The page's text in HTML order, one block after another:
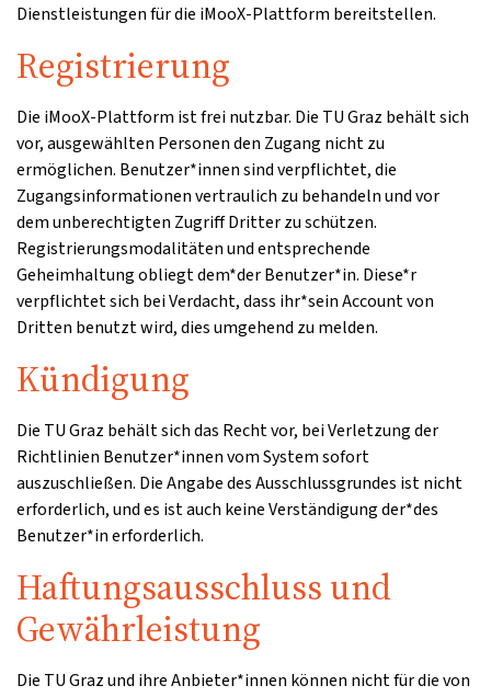
Dienstleistungen für die iMooX-Plattform bereitstellen.
Registrierung
Die iMooX-Plattform ist frei nutzbar. Die TU Graz behält sich
vor, ausgewählten Personen den Zugang nicht zu
ermöglichen. Benutzer*innen sind verpflichtet, die
Zugangsinformationen vertraulich zu behandeln und vor
dem unberechtigten Zugriff Dritter zu schützen.
Registrierungsmodalitäten und entsprechende
Geheimhaltung obliegt dem*der Benutzer*in. Diese*r
verpflichtet sich bei Verdacht, dass ihr*sein Account von
Dritten benutzt wird, dies umgehend zu melden.
Kündigung
Die TU Graz behält sich das Recht vor, bei Verletzung der
Richtlinien Benutzer*innen vom System sofort
auszuschließen. Die Angabe des Ausschlussgrundes ist nicht
erforderlich, und es ist auch keine Verständigung der*des
Benutzer*in erforderlich.
Haftungsausschluss und
Gewährleistung
Die TU Graz und ihre Anbieter*innen können nicht für die von